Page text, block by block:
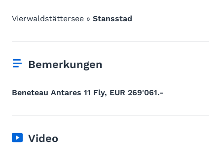
Vierwaldstättersee » Stansstad
Bemerkungen
Beneteau Antares 11 Fly, EUR 269'061.-
Video